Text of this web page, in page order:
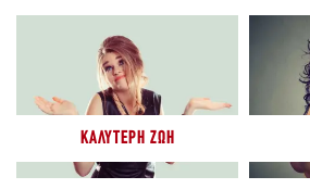
ΚΑΛΎΤΕΡΗ ΖΩΉ